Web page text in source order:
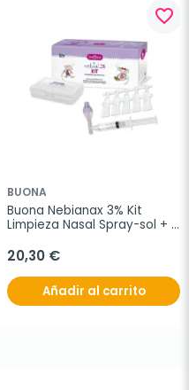
favorite_border
BUONA
Buona Nebianax 3% Kit
Limpieza Nasal Spray-sol +
20,30 €
Añadir al carrito